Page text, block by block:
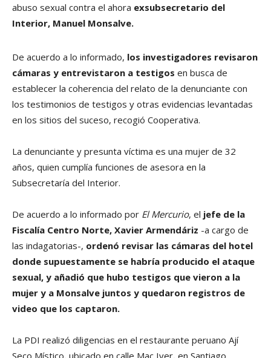
abuso sexual contra el ahora exsubsecretario del
Interior, Manuel Monsalve.
De acuerdo a lo informado, los investigadores revisaron
cámaras y entrevistaron a testigos en busca de
establecer la coherencia del relato de la denunciante con
los testimonios de testigos y otras evidencias levantadas
en los sitios del suceso, recogió Cooperativa.
La denunciante y presunta víctima es una mujer de 32
años, quien cumplía funciones de asesora en la
Subsecretaría del Interior.
De acuerdo a lo informado por El Mercurio, el jefe de la
Fiscalía Centro Norte, Xavier Armendáriz -a cargo de
las indagatorias-, ordenó revisar las cámaras del hotel
donde supuestamente se habría producido el ataque
sexual, y añadió que hubo testigos que vieron a la
mujer y a Monsalve juntos y quedaron registros de
video que los captaron.
La PDI realizó diligencias en el restaurante peruano Ají
Seco Místico, ubicado en calle Mac Iver, en Santiago